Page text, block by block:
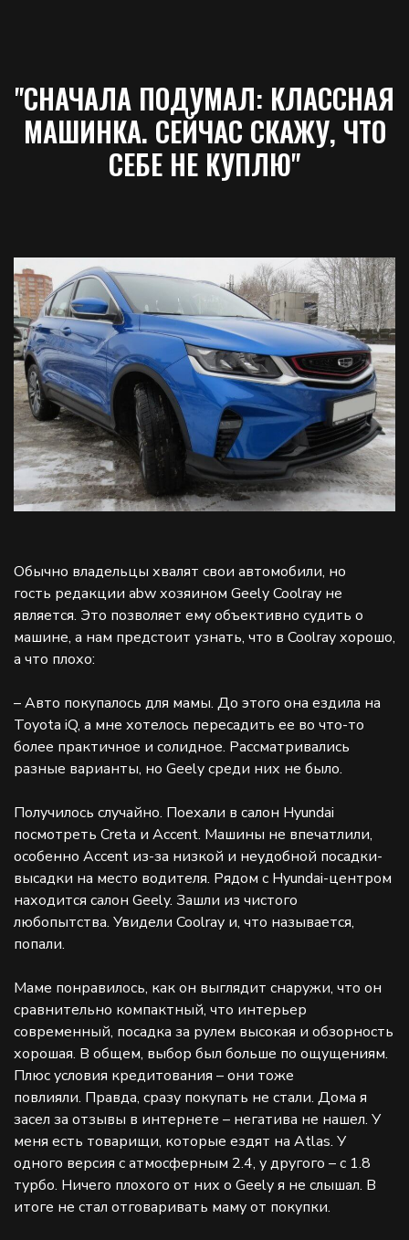
"СНАЧАЛА ПОДУМАЛ: КЛАССНАЯ
МАШИНКА. СЕЙЧАС СКАЖУ, ЧТО
СЕБЕ НЕ КУПЛЮ"
Обычно владельцы хвалят свои автомобили, но
гость редакции abw хозяином Geely Coolray не
является. Это позволяет ему объективно судить о
машине, а нам предстоит узнать, что в Coolray хорошо,
а что плохо:
– Авто покупалось для мамы. До этого она ездила на
Toyota iQ, а мне хотелось пересадить ее во что-то
более практичное и солидное. Рассматривались
разные варианты, но Geely среди них не было.
Получилось случайно. Поехали в салон Hyundai
посмотреть Creta и Accent. Машины не впечатлили,
особенно Accent из-за низкой и неудобной посадки-
высадки на место водителя. Рядом с Hyundai-центром
находится салон Geely. Зашли из чистого
любопытства. Увидели Coolray и, что называется,
попали.
Маме понравилось, как он выглядит снаружи, что он
сравнительно компактный, что интерьер
современный, посадка за рулем высокая и обзорность
хорошая. В общем, выбор был больше по ощущениям.
Плюс условия кредитования – они тоже
повлияли. Правда, сразу покупать не стали. Дома я
засел за отзывы в интернете – негатива не нашел. У
меня есть товарищи, которые ездят на Atlas. У
одного версия с атмосферным 2.4, у другого – с 1.8
турбо. Ничего плохого от них о Geely я не слышал. В
итоге не стал отговаривать маму от покупки.